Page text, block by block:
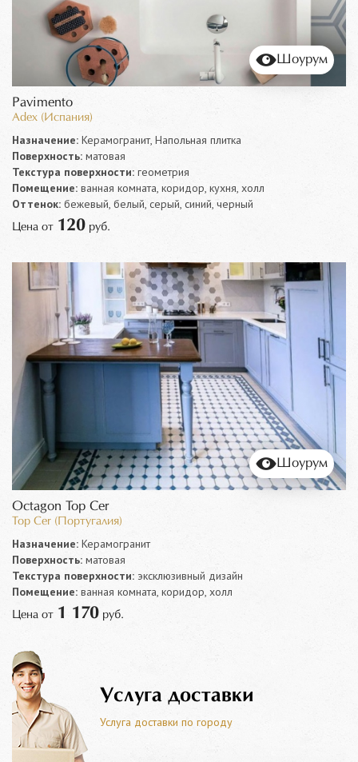
Шоурум
Pavimento
Adex (Испания)
Назначение: Керамогранит, Напольная плитка
Поверхность: матовая
Текстура поверхности: геометрия
Помещение: ванная комната, коридор, кухня, холл
Оттенок: бежевый, белый, серый, синий, черный
Цена от 120 руб.
Шоурум
Octagon Top Cer
Top Cer (Португалия)
Назначение: Керамогранит
Поверхность: матовая
Текстура поверхности: эксклюзивный дизайн
Помещение: ванная комната, коридор, холл
Цена от 1 170 руб.
Услуга доставки
Услуга доставки по городу